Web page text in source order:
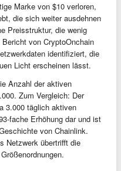
Marke von $10 verloren,
die sich weiter ausdehnen
Preisstruktur, die wenig
von CryptoOnchain
identifiziert, die
Licht erscheinen lässt.
Anzahl der aktiven
Zum Vergleich: Der
3.000 täglich aktiven
fache Erhöhung dar und ist
von Chainlink.
Netzwerk übertrifft die